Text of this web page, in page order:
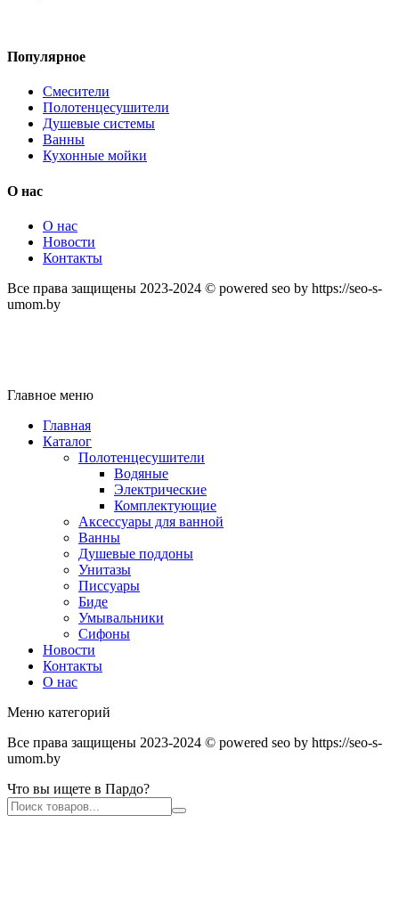
Популярное
Смесители
Полотенцесушители
Душевые системы
Ванны
Кухонные мойки
О нас
О нас
Новости
Контакты
Все права защищены 2023-2024 © powered seo by https://seo-s-
umom.by
Главное меню
Главная
Каталог
Полотенцесушители
Водяные
Электрические
Комплектующие
Аксессуары для ванной
Ванны
Душевые поддоны
Унитазы
Писсуары
Биде
Умывальники
Сифоны
Новости
Контакты
О нас
Меню категорий
Все права защищены 2023-2024 © powered seo by https://seo-s-
umom.by
Что вы ищете в Пардо?